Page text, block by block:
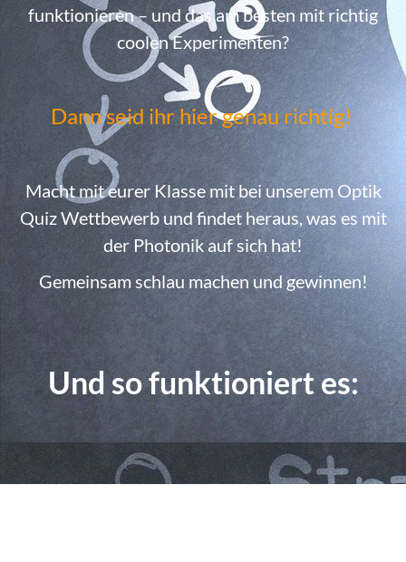
funktionieren – und das am besten mit richtig
coolen Experimenten?
Dann seid ihr hier genau richtig!
Macht mit eurer Klasse mit bei unserem Optik
Quiz Wettbewerb und findet heraus, was es mit
der Photonik auf sich hat!
Gemeinsam schlau machen und gewinnen!
Und so funktioniert es: